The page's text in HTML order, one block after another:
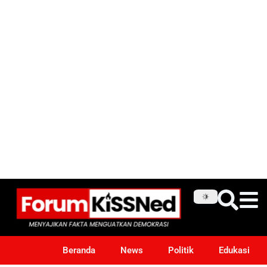
Beranda News Politik Edukasi